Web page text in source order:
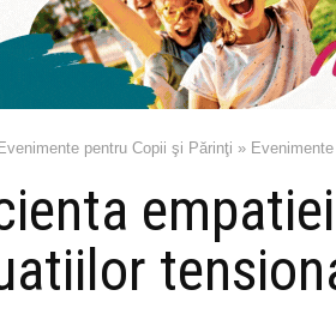
Evenimente pentru Copii şi Părinţi »